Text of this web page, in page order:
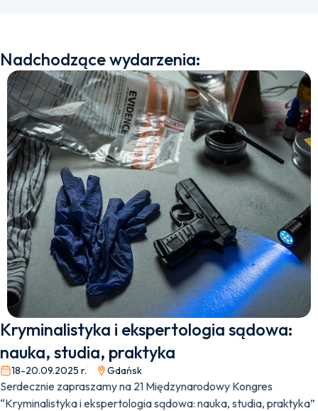
Nadchodzące wydarzenia:
Kryminalistyka i ekspertologia sądowa:
nauka, studia, praktyka
18-20.09.2025 r. Gdańsk
Serdecznie zapraszamy na 21 Międzynarodowy Kongres
“Kryminalistyka i ekspertologia sądowa: nauka, studia, praktyka”